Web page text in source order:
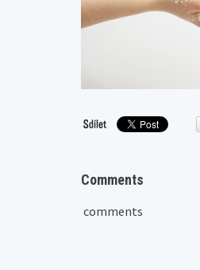
Comments
comments